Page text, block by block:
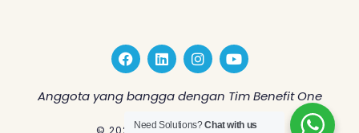
F
a
c
e
L
i
n
k
e
d
I
n
s
t
a
g
Y
o
u
t
b
Anggota yang bangga dengan Tim Benefit One
Need Solutions?Chat with us